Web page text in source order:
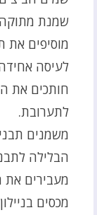
שמנת
מוסיפים את
לעיסה
חותכים את
לתערובת.
משמנים
הבלילה
מעבירים את
מכסים